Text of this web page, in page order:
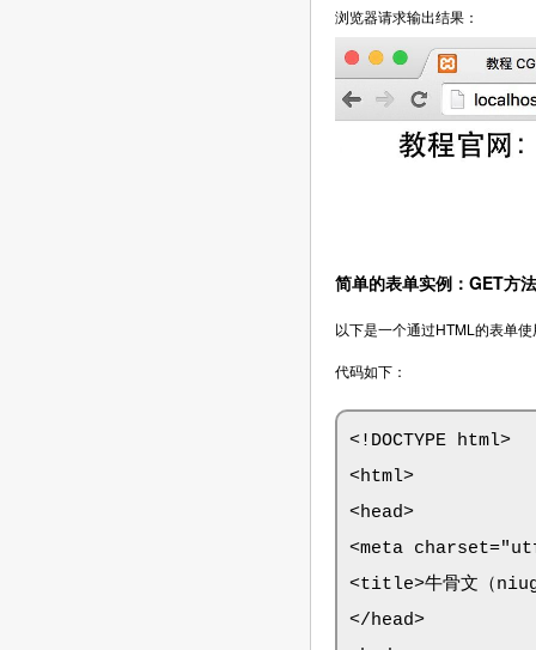
浏览器请求输出结果：
简单的表单实例：GET方法
以下是一个通过HTML的表单
代码如下：
<!DOCTYPE html>
<html>
<head>
<meta
<title>牛骨文（
</head>